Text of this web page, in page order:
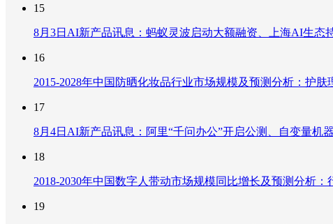
15
8月3日AI新产品讯息：蚂蚁灵波启动大额融资、上海AI生态
16
2015-2028年中国防晒化妆品行业市场规模及预测分析：护
17
8月4日AI新产品讯息：阿里“千问办公”开启公测、自变量机
18
2018-2030年中国数字人带动市场规模同比增长及预测分析
19